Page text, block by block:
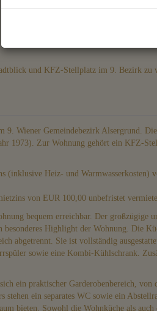
9. Wiener Gemeindebezirk Alsergrund.
1973). Zur Wohnung gehört ein KFZ-
(inklusive Heiz- und Warmwasserkosten)
von EUR 100,00 unbefristet
bequem erreichbar. Der großzügige
Highlight der Wohnung. Die
abgetrennt. Sie ist vollständig
sowie eine Kombi-Kühlschrank.
ein praktischer Garderobenbereich, von
stehen ein separates WC sowie ein
bieten. Sowohl die Wohnküche als auch